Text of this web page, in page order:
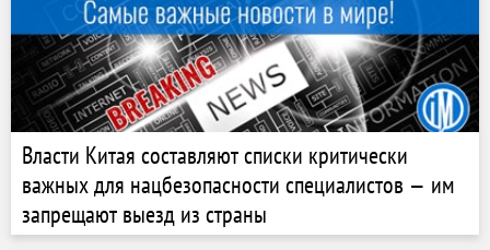
Власти Китая составляют списки критически
важных для нацбезопасности специалистов — им
запрещают выезд из страны